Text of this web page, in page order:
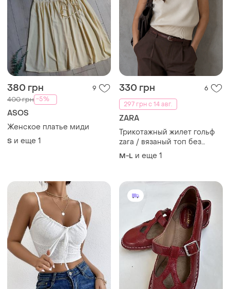
380 грн 9
400 грн -5%
ASOS
Женское платье миди
S и еще 1
330 грн
6
297 грн с 14 авг.
ZARA
Трикотажный жилет гольф
zara / вязаный топ без
рукавов zara размер m-xl
M-L и еще 1